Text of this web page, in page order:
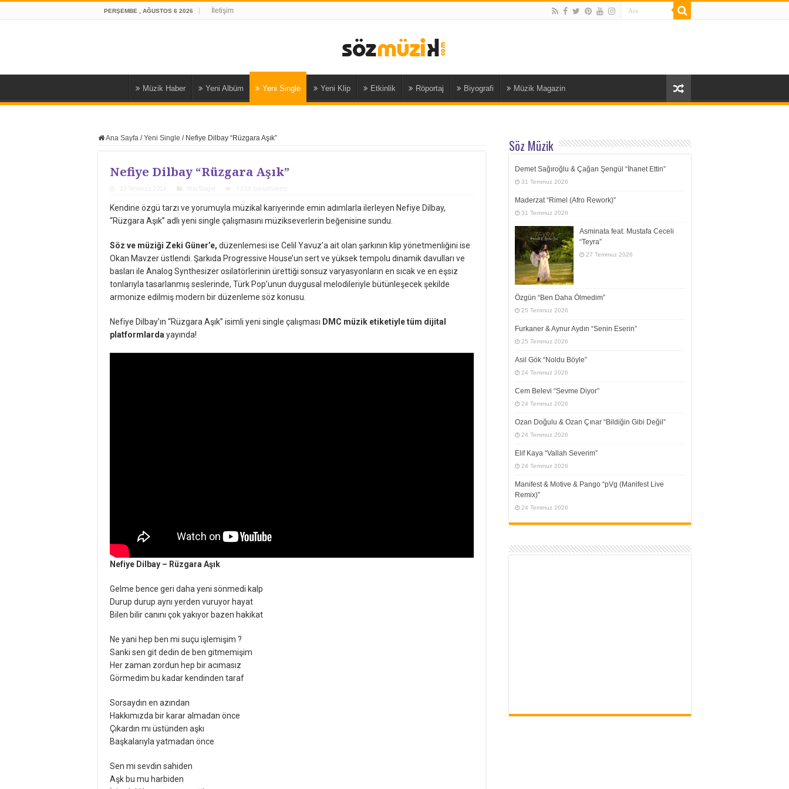
PERŞEMBE , AĞUSTOS 6 2026 İletişim
Müzik Haber Yeni Albüm Yeni Single Yeni Klip Etkinlik Röportaj Biyografi Müzik Magazin
Ana Sayfa / Yeni Single / Nefiye Dilbay “Rüzgara Aşık”
Nefiye Dilbay “Rüzgara Aşık”
Kendine özgü tarzı ve yorumuyla müzikal kariyerinde emin adımlarla ilerleyen Nefiye Dilbay,
“Rüzgara Aşık” adlı yeni single çalışmasını müzikseverlerin beğenisine sundu.
Söz ve müziği Zeki Güner’e, düzenlemesi ise Celil Yavuz’a ait olan şarkının klip yönetmenliğini ise
Okan Mavzer üstlendi. Şarkıda Progressive House’un sert ve yüksek tempolu dinamik davulları ve
basları ile Analog Synthesizer osilatörlerinin ürettiği sonsuz varyasyonların en sıcak ve en eşsiz
tonlarıyla tasarlanmış seslerinde, Türk Pop’unun duygusal melodileriyle bütünleşecek şekilde
armonize edilmiş modern bir düzenleme söz konusu.
Nefiye Dilbay’ın “Rüzgara Aşık” isimli yeni single çalışması DMC müzik etiketiyle tüm dijital
platformlarda yayında!
Nefiye Dilbay – Rüzgara Aşık
Gelme bence geri daha yeni sönmedi kalp
Durup durup aynı yerden vuruyor hayat
Bilen bilir canını çok yakıyor bazen hakikat
Ne yani hep ben mi suçu işlemişim ?
Sanki sen git dedin de ben gitmemişim
Her zaman zordun hep bir acımasız
Görmedim bu kadar kendinden taraf
Sorsaydın en azından
Hakkımızda bir karar almadan önce
Çıkardın mı üstünden aşkı
Başkalarıyla yatmadan önce
Sen mi sevdin sahiden
Aşk bu mu harbiden
Söz Müzik
Demet Sağıroğlu & Çağan Şengül “İhanet Ettin”
31 Temmuz 2026
Maderzat “Rimel (Afro Rework)”
31 Temmuz 2026
Asminata feat. Mustafa Ceceli
“Teyra”
27 Temmuz 2026
Özgün “Ben Daha Ölmedim”
25 Temmuz 2026
Furkaner & Aynur Aydın “Senin Eserin”
25 Temmuz 2026
Asil Gök “Noldu Böyle”
24 Temmuz 2026
Cem Belevi “Sevme Diyor”
24 Temmuz 2026
Ozan Doğulu & Ozan Çınar “Bildiğin Gibi Değil”
24 Temmuz 2026
Elif Kaya “Vallah Severim”
24 Temmuz 2026
Manifest & Motive & Pango “pVg (Manifest Live
Remix)”
24 Temmuz 2026